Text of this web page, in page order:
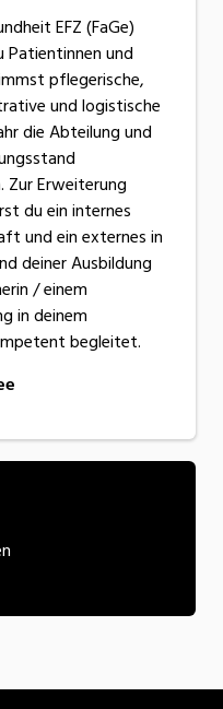
EFZ (FaGe)
und
pflegerische,
und logistische
die Abteilung und
Zur Erweiterung
du ein internes
und ein externes in
deiner Ausbildung
/ einem
in deinem
begleitet.